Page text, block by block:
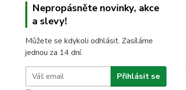
Nepropásněte novinky, akce
a slevy!
Můžete se kdykoli odhlásit. Zasíláme
jednou za 14 dní.
Přihlásit se